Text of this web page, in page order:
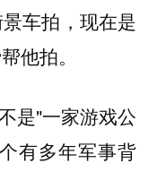
车拍，现在是
他拍。
是"一家游戏公
有多年军事背